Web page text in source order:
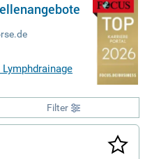
Filter